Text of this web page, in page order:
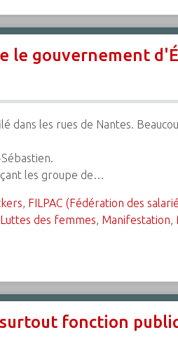
gouvernement
dans les rues de Nantes.
les groupe de…
, FILPAC (Fédération des
Luttes des femmes, Manifestation,
fonction